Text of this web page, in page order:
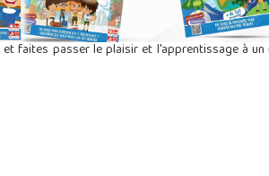
et faites passer le plaisir et l'apprentissage à un